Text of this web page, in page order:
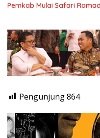
Pemkab Mulai Safari
Pengunjung864